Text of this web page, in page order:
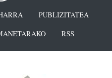
PUBLIZITATEA
RSS